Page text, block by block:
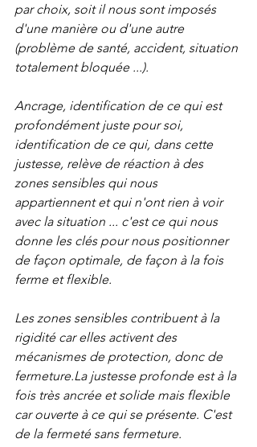
par choix, soit il nous sont imposés
d'une manière ou d'une autre
(problème de santé, accident, situation
totalement bloquée ...).
Ancrage, identification de ce qui est
profondément juste pour soi,
identification de ce qui, dans cette
justesse, relève de réaction à des
zones sensibles qui nous
appartiennent et qui n'ont rien à voir
avec la situation ... c'est ce qui nous
donne les clés pour nous positionner
de façon optimale, de façon à la fois
ferme et flexible.
Les zones sensibles contribuent à la
rigidité car elles activent des
mécanismes de protection, donc de
fermeture.La justesse profonde est à la
fois très ancrée et solide mais flexible
car ouverte à ce qui se présente. C'est
de la fermeté sans fermeture.